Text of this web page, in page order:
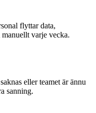
flyttar data,
varje vecka.
eller teamet är ännu
sanning.